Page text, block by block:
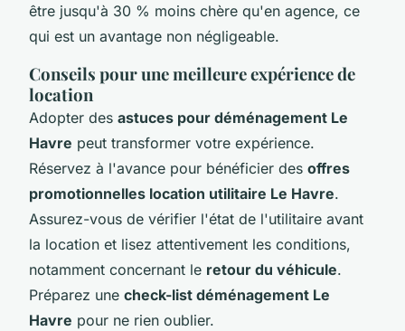
être jusqu'à 30 % moins chère qu'en agence, ce
qui est un avantage non négligeable.
Conseils pour une meilleure expérience de
location
Adopter des astuces pour déménagement Le
Havre peut transformer votre expérience.
Réservez à l'avance pour bénéficier des offres
promotionnelles location utilitaire Le Havre.
Assurez-vous de vérifier l'état de l'utilitaire avant
la location et lisez attentivement les conditions,
notamment concernant le retour du véhicule.
Préparez une check-list déménagement Le
Havre pour ne rien oublier.